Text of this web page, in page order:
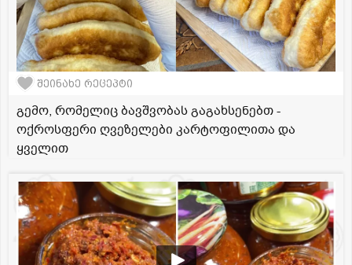
შეინახე რეცეპტი
გემო, რომელიც ბავშვობას გაგახსენებთ -
ოქროსფერი ღვეზელები კარტოფილითა და
ყველით